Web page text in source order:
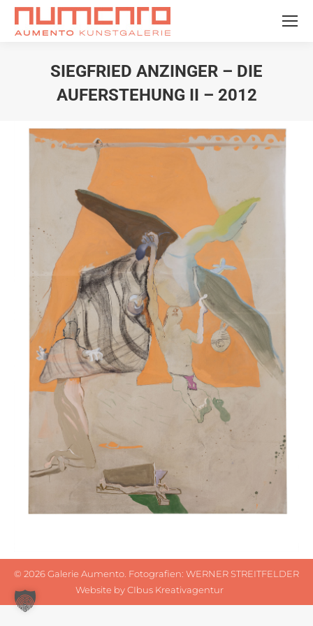
SIEGFRIED ANZINGER – DIE
AUFERSTEHUNG II – 2012
© 2026 Galerie Aumento. Fotografien: WERNER STREITFELDER
Website byCIbus Kreativagentur